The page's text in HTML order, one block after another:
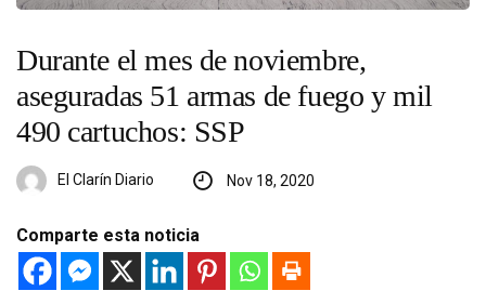
Durante el mes de noviembre,
aseguradas 51 armas de fuego y mil
490 cartuchos: SSP
El Clarín Diario Nov 18, 2020
Comparte esta noticia